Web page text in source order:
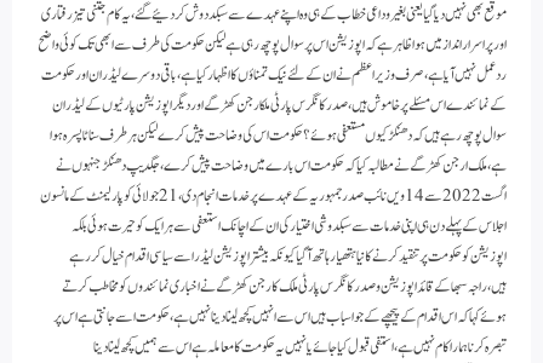
موقع بھی نہیں دیا گیا یعنی بغیر وداعی خطاب کے ہی وہ اپنے عہدے سےسبکددوش کردئیے گئے،یہ کام جتنی تیز رفتاری
اور پراسرار انداز میں ہوا ظاہر ہے کہ اپوزیشن اس پر سوال پوچھ رہی ہے لیکن حکومت کی طرف سے ابھی تک کوئی واضح
رد عمل نہیں آیا ہے،صرف وزیراعظم نے ان کے لئے نیک تمناؤں کا اظہار کیا ہے،باقی دوسرے لیڈران اور حکومت
کے نمائندے اس مسئلے پر خاموش ہیں،صدر کانگرس پارٹی ملکارجن کھڑ گے اور دیگر اپوزیشن پارٹیوں کے لیڈران
سوال پوچھ رہے ہیں کہ دھنکڑ کیوں مستعفی ہوئے؟ حکومت اس کی وضاحت پیش کرے لیکن ہر طرف سناٹا پسرہ ہوا
ہے،ملک ارجن کھڑگے نے مطالبہ کیا کہ حکومت اس بارے میں وضاحت پیش کرے،جگدیپ دھنکڑ جنہوں نے
اگست 2022 سے 14ویں نائب صدر جمہوریہ کے عہدے پر خدمات انجام دی،21 جولائی کو پارلیمنٹ کے مانسون
اجلاس کے پہلے دن ہی اپنی خدمات سے سبکدوشی اختیار کی ان کے اچانک استعفی سے ہر ایک کو حیرت ہوئی بلکہ
اپوزیشن کو حکومت پر تنقید کرنے کا نیا ہتھیار ہاتھ آگیا کیونکہ بیشتر اپوزیشن لیڈر اسے سیاسی اقدام خیال کر رہے
ہیں،راجہ سبھا کے قائد اپوزیشن و صدر کانگرس پارٹی ملک کارجن کھڑگے نے اخباری نمائندوں کو مخاطب کرتے
ہوئے کہا کہ اس اقدام کے پیچھے کے جواسباب ہیں اس سے انہیں کچھ لینا دینا نہیں ہے،حکومت اسے جانتی ہے اس پر
تبصرہ کرنا ہمارا کام نہیں ہے،استفی قبول کیا جائے یا نہیں یہ حکومت کا معاملہ ہے اس سے ہمیں کچھ لینا دینا